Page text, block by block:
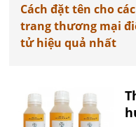
Cách đặt tên cho các
trang thương mại
tử hiệu quả nhất